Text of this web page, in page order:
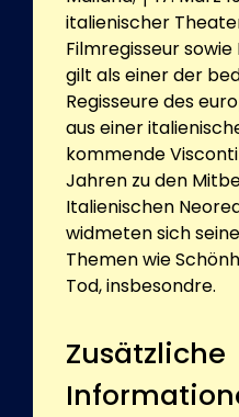
italienischer
Filmregisseur
gilt als einer der
Regisseure des
aus einer
kommende
Jahren zu den
Italienischen
widmeten sich
Themen wie
Tod, insbesondre.
Zusätzliche